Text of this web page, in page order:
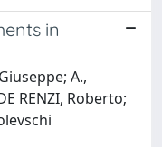
in
A.,
RENZI, Roberto;